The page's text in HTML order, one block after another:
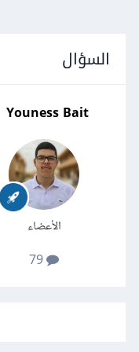
السؤال
Youness Bait
الأعضاء